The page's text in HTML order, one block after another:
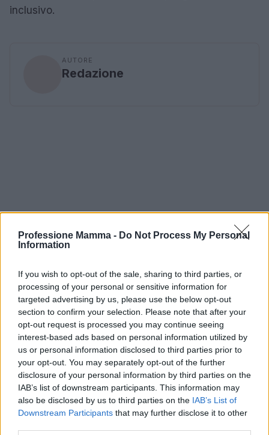
Professione Mamma - Do Not Process My Personal
Information
If you wish to opt-out of the sale, sharing to third parties, or
processing of your personal or sensitive information for
targeted advertising by us, please use the below opt-out
section to confirm your selection. Please note that after your
opt-out request is processed you may continue seeing
interest-based ads based on personal information utilized by
us or personal information disclosed to third parties prior to
your opt-out. You may separately opt-out of the further
disclosure of your personal information by third parties on the
IAB’s list of downstream participants. This information may
also be disclosed by us to third parties on the IAB’s List of
Downstream Participants that may further disclose it to other
inclusivo.
AUTORE
Redazione
Continua a leggere
NEWS E ATTUALITÀ